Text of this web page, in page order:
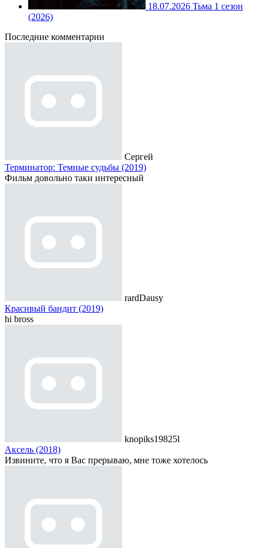
18.07.2026 Тьма 1 сезон
(2026)
Последние комментарии
Сергей
Терминатор: Темные судьбы (2019)
Фильм довольно таки интересный
rardDausy
Красивый бандит (2019)
hi bross
knopiks19825l
Аксель (2018)
Извините, что я Вас прерываю, мне тоже хотелось